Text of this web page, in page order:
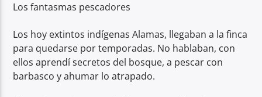
Los fantasmas pescadores
Los hoy extintos indígenas Alamas, llegaban a la finca
para quedarse por temporadas. No hablaban, con
ellos aprendí secretos del bosque, a pescar con
barbasco y ahumar lo atrapado.